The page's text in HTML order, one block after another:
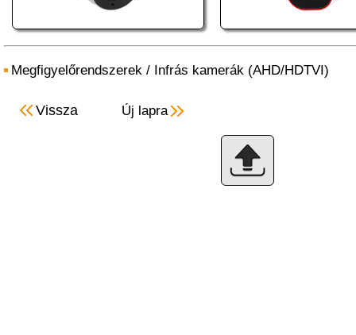
Megfigyelőrendszerek / Infrás kamerák (AHD/HDTVI)
Vissza Új lapra